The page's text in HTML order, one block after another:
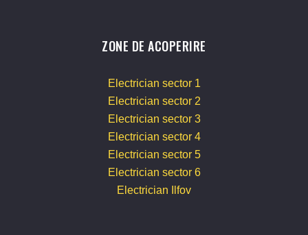
ZONE DE ACOPERIRE
Electrician sector 1
Electrician sector 2
Electrician sector 3
Electrician sector 4
Electrician sector 5
Electrician sector 6
Electrician Ilfov